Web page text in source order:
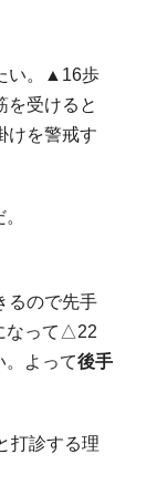
い。▲16歩
受けると
けを警戒す
るので先手
なって△22
。よって後手
打診する理